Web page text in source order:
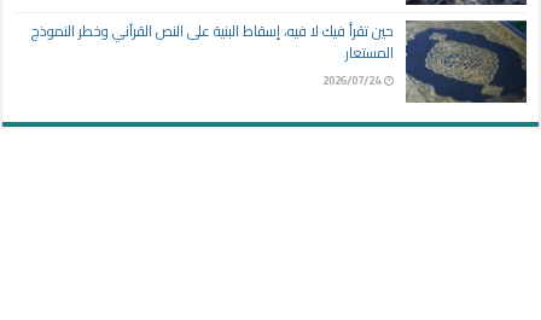
حين تقرأ فيك لا فيه، إسقاط البنية على النص القرآني وخطر النموذج
المستعار
2026/07/24